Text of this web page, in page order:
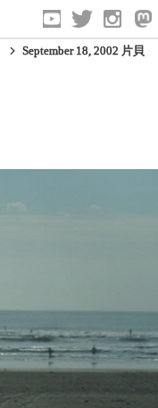
September 18, 2002 片貝